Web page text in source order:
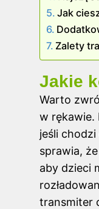
Jak
Zalety
Jakie
Warto
w rękawie.
jeśli
sprawia,
aby dzieci
transmiter